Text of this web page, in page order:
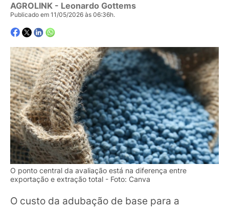
AGROLINK - Leonardo Gottems
Publicado em 11/05/2026 às 06:36h.
O ponto central da avaliação está na diferença entre
exportação e extração total - Foto: Canva
O custo da adubação de base para a